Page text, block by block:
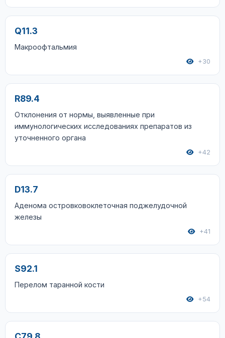
Q11.3
Макроофтальмия
+30
R89.4
Отклонения от нормы, выявленные при
иммунологических исследованиях препаратов из
уточненного органа
+42
D13.7
Аденома островковоклеточная поджелудочной
железы
+41
S92.1
Перелом таранной кости
+54